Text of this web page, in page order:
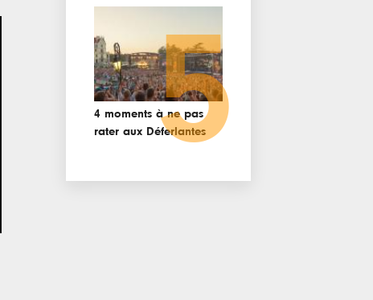
4 moments à ne pas
rater aux Déferlantes
5